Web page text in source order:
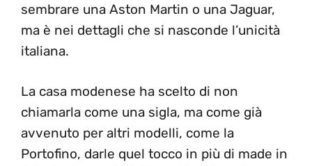
sembrare una Aston Martin o una Jaguar,
ma è nei dettagli che si nasconde l’unicità
italiana.
La casa modenese ha scelto di non
chiamarla come una sigla, ma come già
avvenuto per altri modelli, come la
Portofino, darle quel tocco in più di made in